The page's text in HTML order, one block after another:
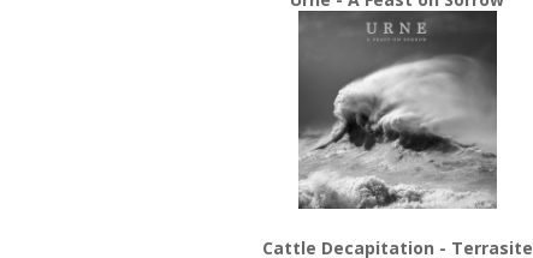
Cattle Decapitation - Terrasite